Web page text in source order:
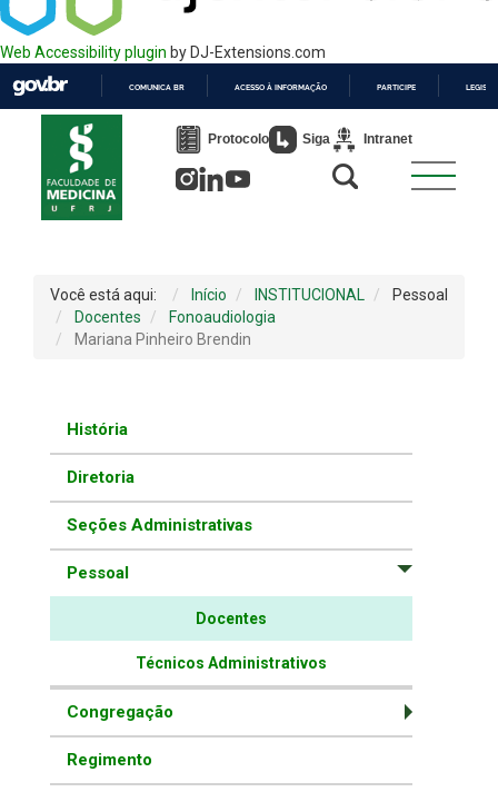
Web Accessibility plugin by DJ-Extensions.com
PARA
COMUNICA BR ACESSO À INFORMAÇÃO PARTICIPE
Protocolo Siga Intranet
Você está aqui: Início INSTITUCIONAL
Pessoal
Docentes
Fonoaudiologia
Mariana Pinheiro Brendin
História
Diretoria
Seções Administrativas
Pessoal
Docentes
Técnicos Administrativos
Congregação
Regimento